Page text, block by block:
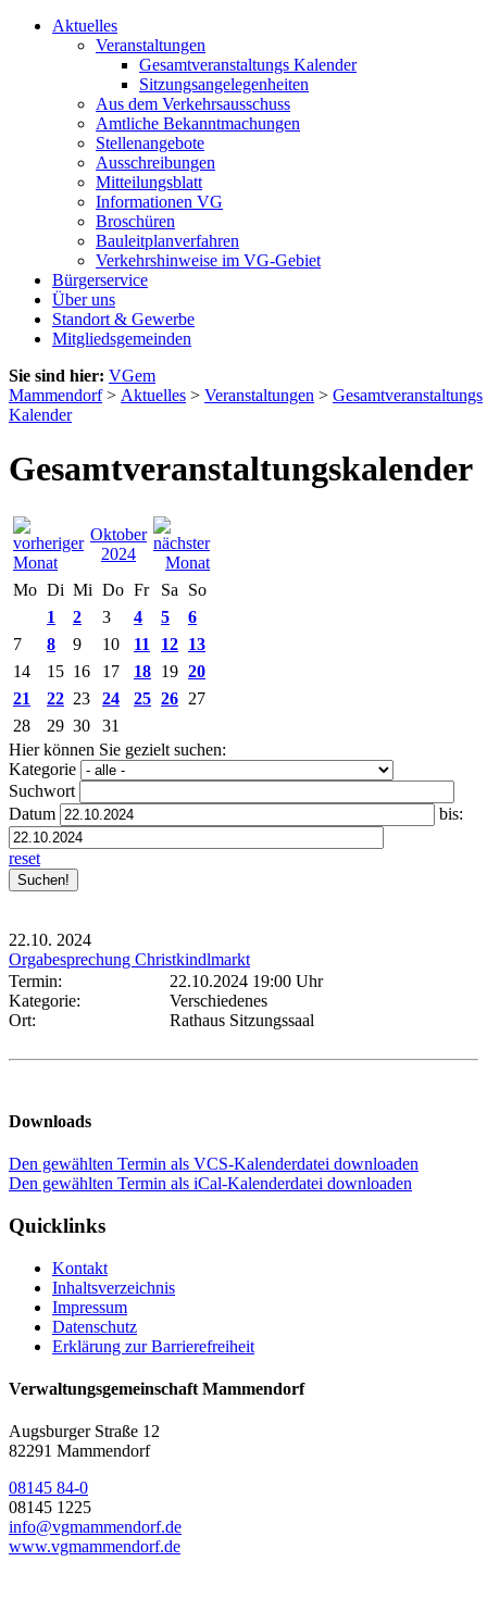
Aktuelles
Veranstaltungen
Gesamtveranstaltungs Kalender
Sitzungsangelegenheiten
Aus dem Verkehrsausschuss
Amtliche Bekanntmachungen
Stellenangebote
Ausschreibungen
Mitteilungsblatt
Informationen VG
Broschüren
Bauleitplanverfahren
Verkehrshinweise im VG-Gebiet
Bürgerservice
Über uns
Standort & Gewerbe
Mitgliedsgemeinden
Sie sind hier: VGem
Mammendorf> Aktuelles > Veranstaltungen > Gesamtveranstaltungs
Kalender
Gesamtveranstaltungskalender
Oktober
2024
Mo Di Mi Do Fr Sa
So
1
2 3 4 5
6
7
8 9 10 11 12 13
14
15 16 17 18 19 20
21
22 23 24 25 26 27
28
29 30
31
Hier können Sie gezielt suchen:
Kategorie
Suchwort
Datum
bis:
reset
22.10. 2024
Orgabesprechung Christkindlmarkt
Termin:
22.10.2024 19:00 Uhr
Kategorie:
Verschiedenes
Ort:
Rathaus Sitzungssaal
Downloads
Den gewählten Termin als VCS-Kalenderdatei downloaden
Den gewählten Termin als iCal-Kalenderdatei downloaden
Quicklinks
Kontakt
Inhaltsverzeichnis
Impressum
Datenschutz
Erklärung zur Barrierefreiheit
Verwaltungsgemeinschaft Mammendorf
Augsburger Straße 12
82291 Mammendorf
08145 84-0
08145 1225
info@vgmammendorf.de
www.vgmammendorf.de